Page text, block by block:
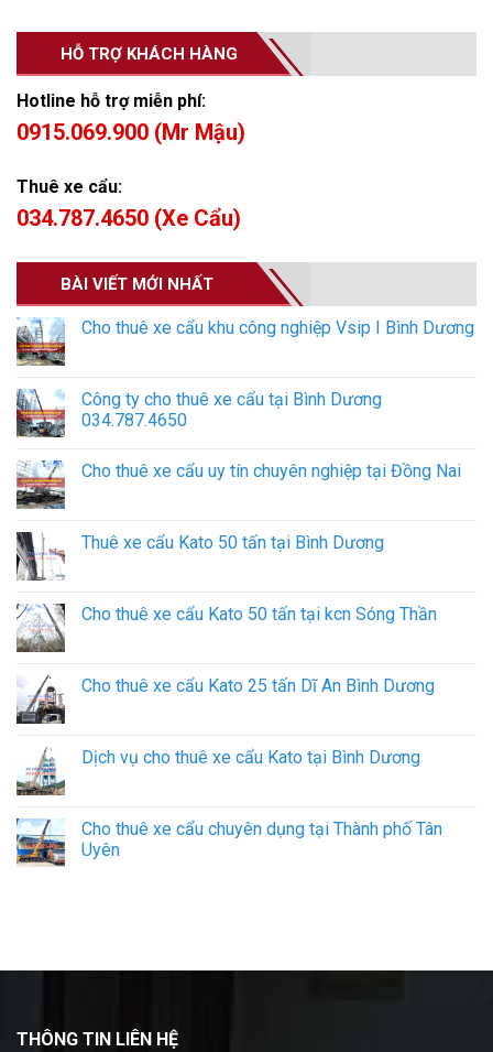
HỖ TRỢ KHÁCH HÀNG
Hotline hỗ trợ miễn phí:
0915.069.900 (Mr Mậu)
Thuê xe cẩu:
034.787.4650 (Xe Cẩu)
BÀI VIẾT MỚI NHẤT
Cho thuê xe cẩu khu công nghiệp Vsip I Bình Dương
Công ty cho thuê xe cẩu tại Bình Dương
034.787.4650
Cho thuê xe cẩu uy tín chuyên nghiệp tại Đồng Nai
Thuê xe cẩu Kato 50 tấn tại Bình Dương
Cho thuê xe cẩu Kato 50 tấn tại kcn Sóng Thần
Cho thuê xe cẩu Kato 25 tấn Dĩ An Bình Dương
Dịch vụ cho thuê xe cẩu Kato tại Bình Dương
Cho thuê xe cẩu chuyên dụng tại Thành phố Tân
Uyên
THÔNG TIN LIÊN HỆ